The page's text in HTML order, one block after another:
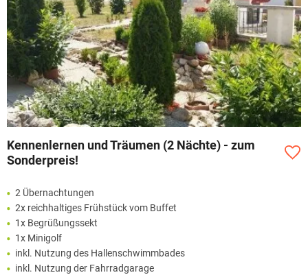
Kennenlernen und Träumen (2 Nächte) - zum
Sonderpreis!
2 Übernachtungen
2x reichhaltiges Frühstück vom Buffet
1x Begrüßungssekt
1x Minigolf
inkl. Nutzung des Hallenschwimmbades
inkl. Nutzung der Fahrradgarage